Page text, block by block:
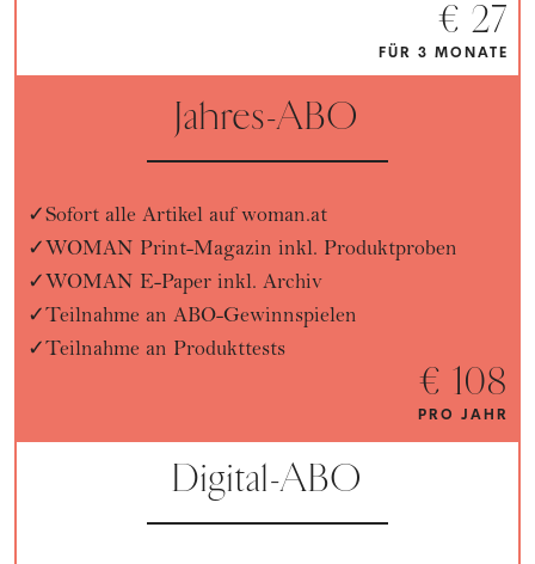
€ 27
FÜR 3 MONATE
Jahres-ABO
Sofort alle Artikel auf woman.at
WOMAN Print-Magazin inkl. Produktproben
WOMAN E-Paper inkl. Archiv
Teilnahme an ABO-Gewinnspielen
Teilnahme an Produkttests
€ 108
PRO JAHR
Digital-ABO